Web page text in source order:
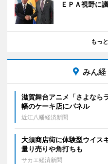
ＥＰＡ視野に
もっ
みん経
滋賀舞台アニメ「さよな
幡のケーキ店にパネル
近江八幡経済新聞
大須商店街に体験型ウイス
量り売りや角打ちも
サカエ経済新聞